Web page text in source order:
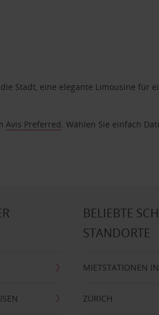
Stadt, eine elegante Limousine für
Avis Preferred. Wählen Sie einfach
BELIEBTE
STANDORTE
MIETSTATIONEN
ZÜRICH